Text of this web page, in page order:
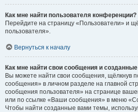
Как мне найти пользователя конференции?
Перейдите на страницу «Пользователи» и
пользователя».
Вернуться к началу
Как мне найти свои сообщения и
Вы можете найти свои сообщения, щёлкнув
сообщения» в личном разделе на главной
сообщения пользователя» на странице
или по ссылке «Ваши сообщения» в меню
Чтобы найти созданные вами темы,